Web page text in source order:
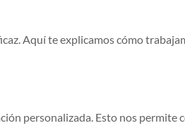
Aquí te explicamos cómo
personalizada. Esto nos permite